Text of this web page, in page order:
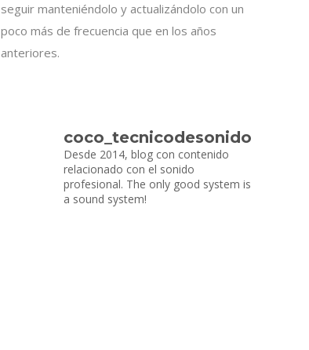
seguir manteniéndolo y actualizándolo con un
poco más de frecuencia que en los años
anteriores.
coco_tecnicodesonido
Desde 2014, blog con contenido
relacionado con el sonido
profesional. The only good system is
a sound system!